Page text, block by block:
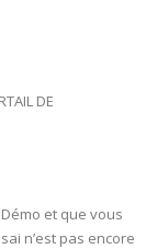
DE
et que vous
n’est pas encore